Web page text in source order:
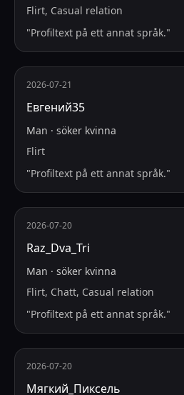
Flirt, Casual relation
"Profiltext på ett annat språk."
2026-07-21
Евгений35
Man · söker kvinna
Flirt
"Profiltext på ett annat språk."
2026-07-20
Raz_Dva_Tri
Man · söker kvinna
Flirt, Chatt, Casual relation
"Profiltext på ett annat språk."
2026-07-20
Мягкий_Пиксель